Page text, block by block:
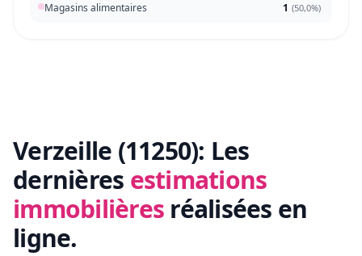
Magasins alimentaires 1 (50,0%)
Verzeille (11250): Les
dernières estimations
immobilières réalisées en
ligne.